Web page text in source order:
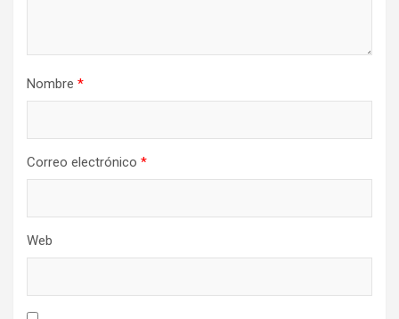
Nombre *
Correo electrónico *
Web